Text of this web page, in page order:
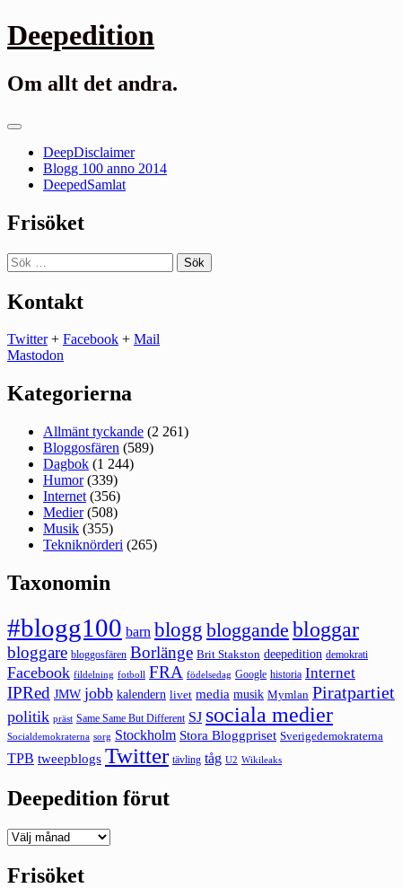
Gå
till
Deepedition
Om allt det andra.
Primär
DeepDisclaimer
Blogg 100 anno 2014
DeepedSamlat
Frisöket
Sök
efter:
Kontakt
Twitter+ Facebook + Mail
Mastodon
Kategorierna
Allmänt tyckande (2 261)
Bloggosfären (589)
Dagbok (1 244)
Humor(339)
Internet (356)
Medier(508)
Musik (355)
Tekniknörderi (265)
Taxonomin
#blogg100 barn blogg bloggande bloggar
bloggare bloggosfären Borlänge Brit Stakston deepedition demokrati
Facebook fildelning fotboll FRA födelsedag Google historia Internet
IPRed JMW jobb kalendern livet media musik Mymlan Piratpartiet
politik präst Same Same But Different SJ sociala medier
Socialdemokraterna sorg Stockholm Stora Bloggpriset Sverigedemokraterna
TPB tweepblogs Twitter tävling tåg U2 Wikileaks
Deepedition förut
Deepedition
Frisöket